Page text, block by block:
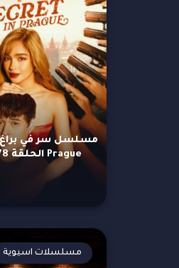
Prague الحلقة 78 مترجمة
مسلسلات اسيوية